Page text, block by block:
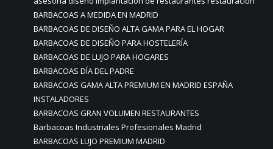
BARBACOAS A MEDIDA EN MADRID
BARBACOAS DE DISEÑO ALTA GAMA PARA EL HOGAR
BARBACOAS DE DISEÑO PARA HOSTELERÍA
BARBACOAS DE LUJO PARA HOGARES
BARBACOAS DÍA DEL PADRE
BARBACOAS GAMA ALTA PREMIUM EN MADRID ESPAÑA
INSTALADORES
BARBACOAS GRAN VOLUMEN RESTAURANTES
Barbacoas Industriales Profesionales Madrid
BARBACOAS LUJO PREMIUM MADRID